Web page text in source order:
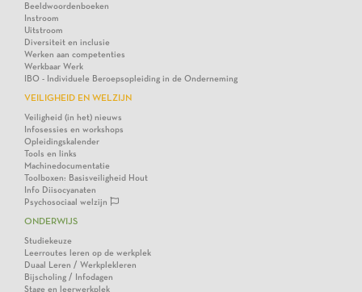
Beeldwoordenboeken
Instroom
Uitstroom
Diversiteit en inclusie
Werken aan competenties
Werkbaar Werk
IBO - Individuele Beroepsopleiding in de Onderneming
VEILIGHEID EN WELZIJN
Veiligheid (in het) nieuws
Infosessies en workshops
Opleidingskalender
Tools en links
Machinedocumentatie
Toolboxen: Basisveiligheid Hout
Info Diisocyanaten
Psychosociaal welzijn
ONDERWIJS
Studiekeuze
Leerroutes leren op de werkplek
Duaal Leren / Werkplekleren
Bijscholing / Infodagen
Stage en leerwerkplek